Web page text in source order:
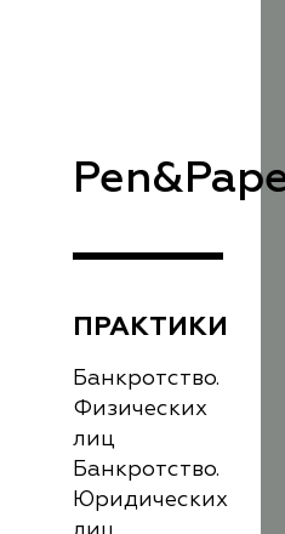
ПРАКТИКИ
Банкротство.
Физических
лиц
Банкротство.
Юридических